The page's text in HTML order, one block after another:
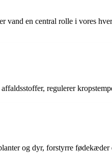
en central rolle i vores
regulerer
og dyr, forstyrre fødekæder